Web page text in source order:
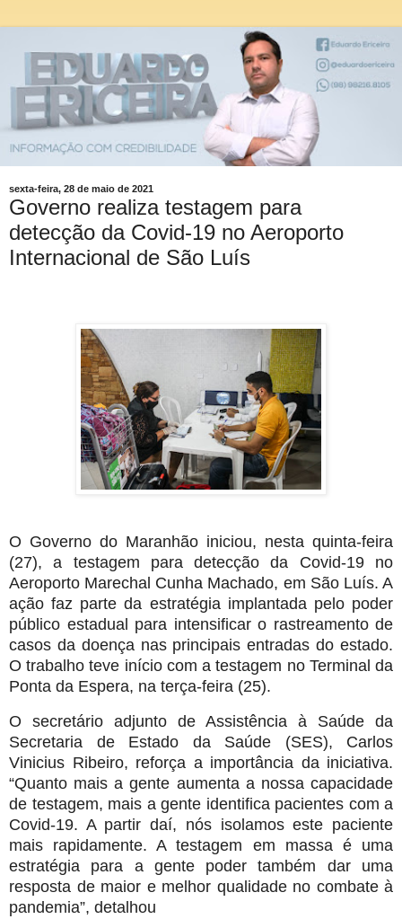
sexta-feira, 28 de maio de 2021
Governo realiza testagem para
detecção da Covid-19 no Aeroporto
Internacional de São Luís
O Governo do Maranhão iniciou, nesta quinta-feira
(27), a testagem para detecção da Covid-19 no
Aeroporto Marechal Cunha Machado, em São Luís. A
ação faz parte da estratégia implantada pelo poder
público estadual para intensificar o rastreamento de
casos da doença nas principais entradas do estado.
O trabalho teve início com a testagem no Terminal da
Ponta da Espera, na terça-feira (25).
O secretário adjunto de Assistência à Saúde da
Secretaria de Estado da Saúde (SES), Carlos
Vinicius Ribeiro, reforça a importância da iniciativa.
“Quanto mais a gente aumenta a nossa capacidade
de testagem, mais a gente identifica pacientes com a
Covid-19. A partir daí, nós isolamos este paciente
mais rapidamente. A testagem em massa é uma
estratégia para a gente poder também dar uma
resposta de maior e melhor qualidade no combate à
pandemia”, detalhou